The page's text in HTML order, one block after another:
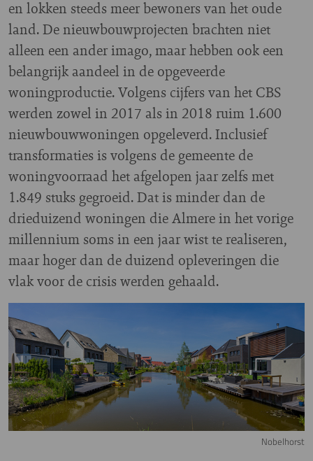
en lokken steeds meer bewoners van het oude
land. De nieuwbouwprojecten brachten niet
alleen een ander imago, maar hebben ook een
belangrijk aandeel in de opgeveerde
woningproductie. Volgens cijfers van het CBS
werden zowel in 2017 als in 2018 ruim 1.600
nieuwbouwwoningen opgeleverd. Inclusief
transformaties is volgens de gemeente de
woningvoorraad het afgelopen jaar zelfs met
1.849 stuks gegroeid. Dat is minder dan de
drieduizend woningen die Almere in het vorige
millennium soms in een jaar wist te realiseren,
maar hoger dan de duizend opleveringen die
vlak voor de crisis werden gehaald.
Nobelhorst